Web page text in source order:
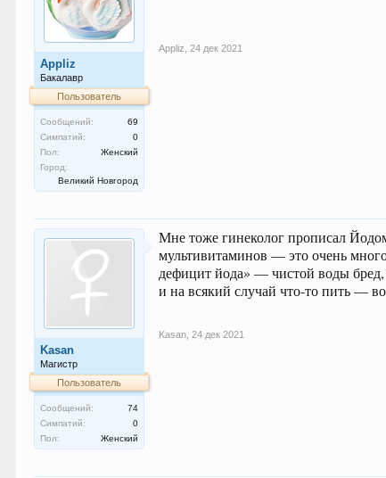
Appliz
Бакалавр
Пользователь
Сообщений:
69
Симпатий:
0
Пол:
Женский
Город:
Великий Новгород
Appliz 24 дек 2021
Kasan
Магистр
Пользователь
Сообщений:
74
Симпатий:
0
Пол:
Женский
Мне тоже гинеколог прописал
мультивитаминов — это очень
дефицит йода» — чистой воды бред,
и на всякий случай что-то пить —
Kasan 24 дек 2021